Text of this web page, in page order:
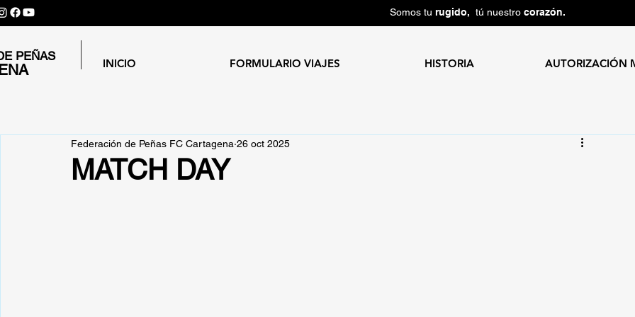
Somos tu rugido, tú nuestro corazón.
PEÑAS
INICIO FORMULARIO VIAJES HISTORIA AUTORIZACIÓN
MATCH DAY
Federación de Peñas FC Cartagena 26 oct 2025